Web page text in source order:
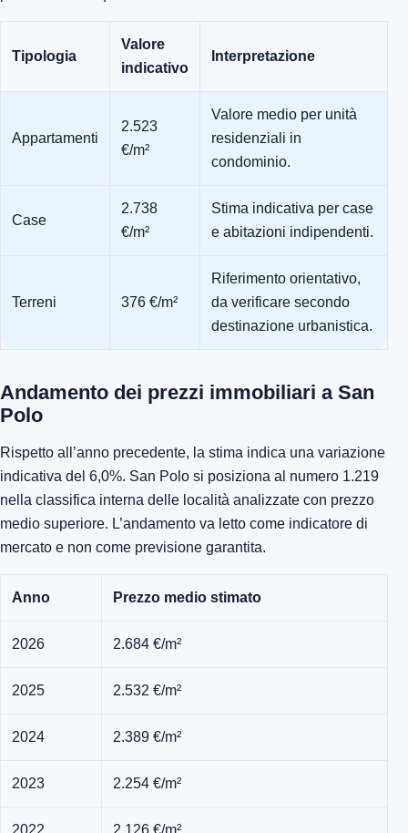
Tipologia
Valore
indicativo
Interpretazione
Appartamenti
2.523
€/m²
Valore medio per unità
residenziali in
condominio.
Case
2.738
€/m²
Stima indicativa per case
e abitazioni indipendenti.
Terreni 376 €/m²
Riferimento orientativo,
da verificare secondo
destinazione urbanistica.
Andamento dei prezzi immobiliari a San
Polo
Rispetto all’anno precedente, la stima indica una variazione
indicativa del 6,0%. San Polo si posiziona al numero 1.219
nella classifica interna delle località analizzate con prezzo
medio superiore. L’andamento va letto come indicatore di
mercato e non come previsione garantita.
Anno Prezzo medio stimato
2026 2.684 €/m²
2025 2.532 €/m²
2024 2.389 €/m²
2023 2.254 €/m²